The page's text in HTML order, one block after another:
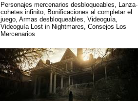
Personajes mercenarios desbloqueables, Lanza-
cohetes infinito, Bonificaciones al completar el
juego, Armas desbloqueables, Videoguía,
Videoguía Lost in Nightmares, Consejos Los
Mercenarios